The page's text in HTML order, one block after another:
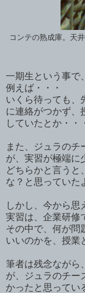
コンテの熟成庫。天
一期生という事で
例えば・・・
いくら待っても、
に連絡がつかず、
していたとか・・
また、ジュラのチ
が、実習が極端に
どちらかと言うと
な？と思っていた
しかし、今から思
実習は、企業研修
その中で、何が問
いいのかを、授業
筆者は残念ながら
が、ジュラのチー
かったと思ってい